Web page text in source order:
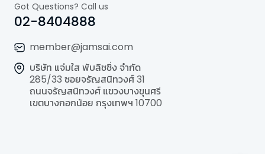
Got Questions? Call us
02-8404888
member@jamsai.com
บริษัท แจ่มใส พับลิชชิ่ง จำกัด
285/33 ซอยจรัญสนิทวงศ์ 31
ถนนจรัญสนิทวงศ์ แขวงบางขุนศรี
เขตบางกอกน้อย กรุงเทพฯ 10700